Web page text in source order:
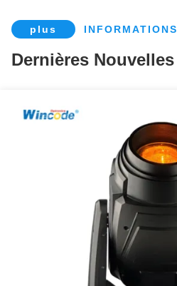
plus INFORMATIONS
Dernières Nouvelles